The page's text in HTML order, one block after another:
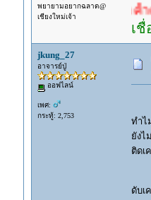
พยายามอยากฉลาด@
เชียงใหม่เจ้า
ตอบก่อนรอคำตอบนะค
เ
jkung_27
อาจารย์ปู่
ออฟไลน์
เพศ:
กระทู้: 2,753
ทำไ
ยังไ
ติด
ดับ